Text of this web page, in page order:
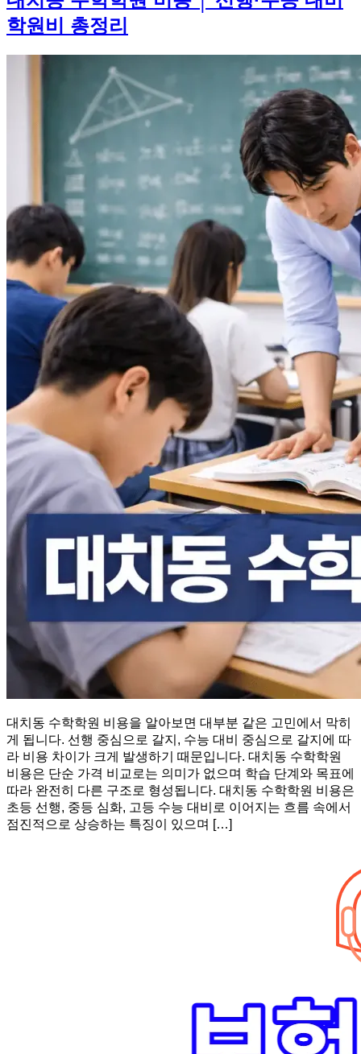
학원비 총정리
대치동 수학학원 비용을 알아보면 대부분 같은 고민에서 막히
게 됩니다. 선행 중심으로 갈지, 수능 대비 중심으로 갈지에 따
라 비용 차이가 크게 발생하기 때문입니다. 대치동 수학학원
비용은 단순 가격 비교로는 의미가 없으며 학습 단계와 목표에
따라 완전히 다른 구조로 형성됩니다. 대치동 수학학원 비용은
초등 선행, 중등 심화, 고등 수능 대비로 이어지는 흐름 속에서
점진적으로 상승하는 특징이 있으며 […]